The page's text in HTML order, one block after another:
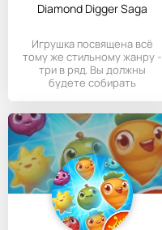
Diamond Digger Saga
Игрушка посвящена всё
тому же стильному жанру -
три в ряд. Вы должны
будете собирать